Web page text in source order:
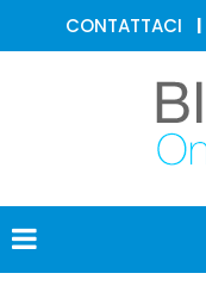
CONTATTACI
MEDICINA
ESTETICA
MEDICO